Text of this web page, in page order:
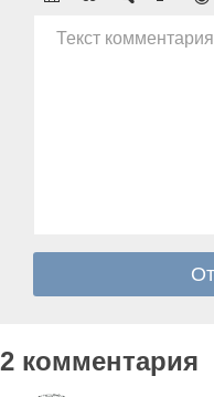
Текст комментария
2 комментария